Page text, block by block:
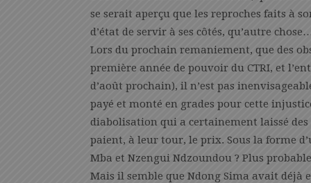
se serait aperçu que les reproches faits à
d’état de servir à ses côtés, qu’autre
Lors du prochain remaniement, que des
première année de pouvoir du CTRI, et
d’août prochain), il n’est pas
payé et monté en grades pour cette
diabolisation qui a certainement laissé
paient, à leur tour, le prix. Sous la forme
Mba et Nzengui Ndzoundou ? Plus
Mais il semble que Ndong Sima avait déjà